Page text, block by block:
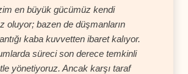
en büyük gücümüz kendi
oluyor; bazen de düşmanların
kaba kuvvetten ibaret kalıyor.
süreci son derece temkinli
yönetiyoruz. Ancak karşı taraf